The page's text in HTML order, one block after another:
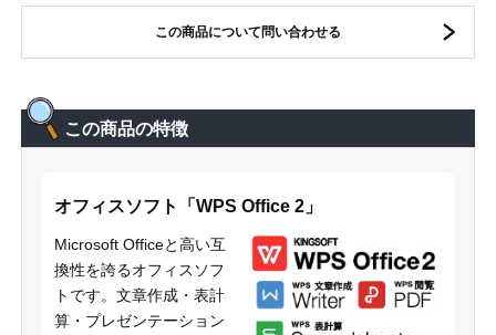
この商品について問い合わせる
この商品の特徴
オフィスソフト「WPS Office 2」
Microsoft Officeと高い互
換性を誇るオフィスソフ
トです。文章作成・表計
算・プレゼンテーション